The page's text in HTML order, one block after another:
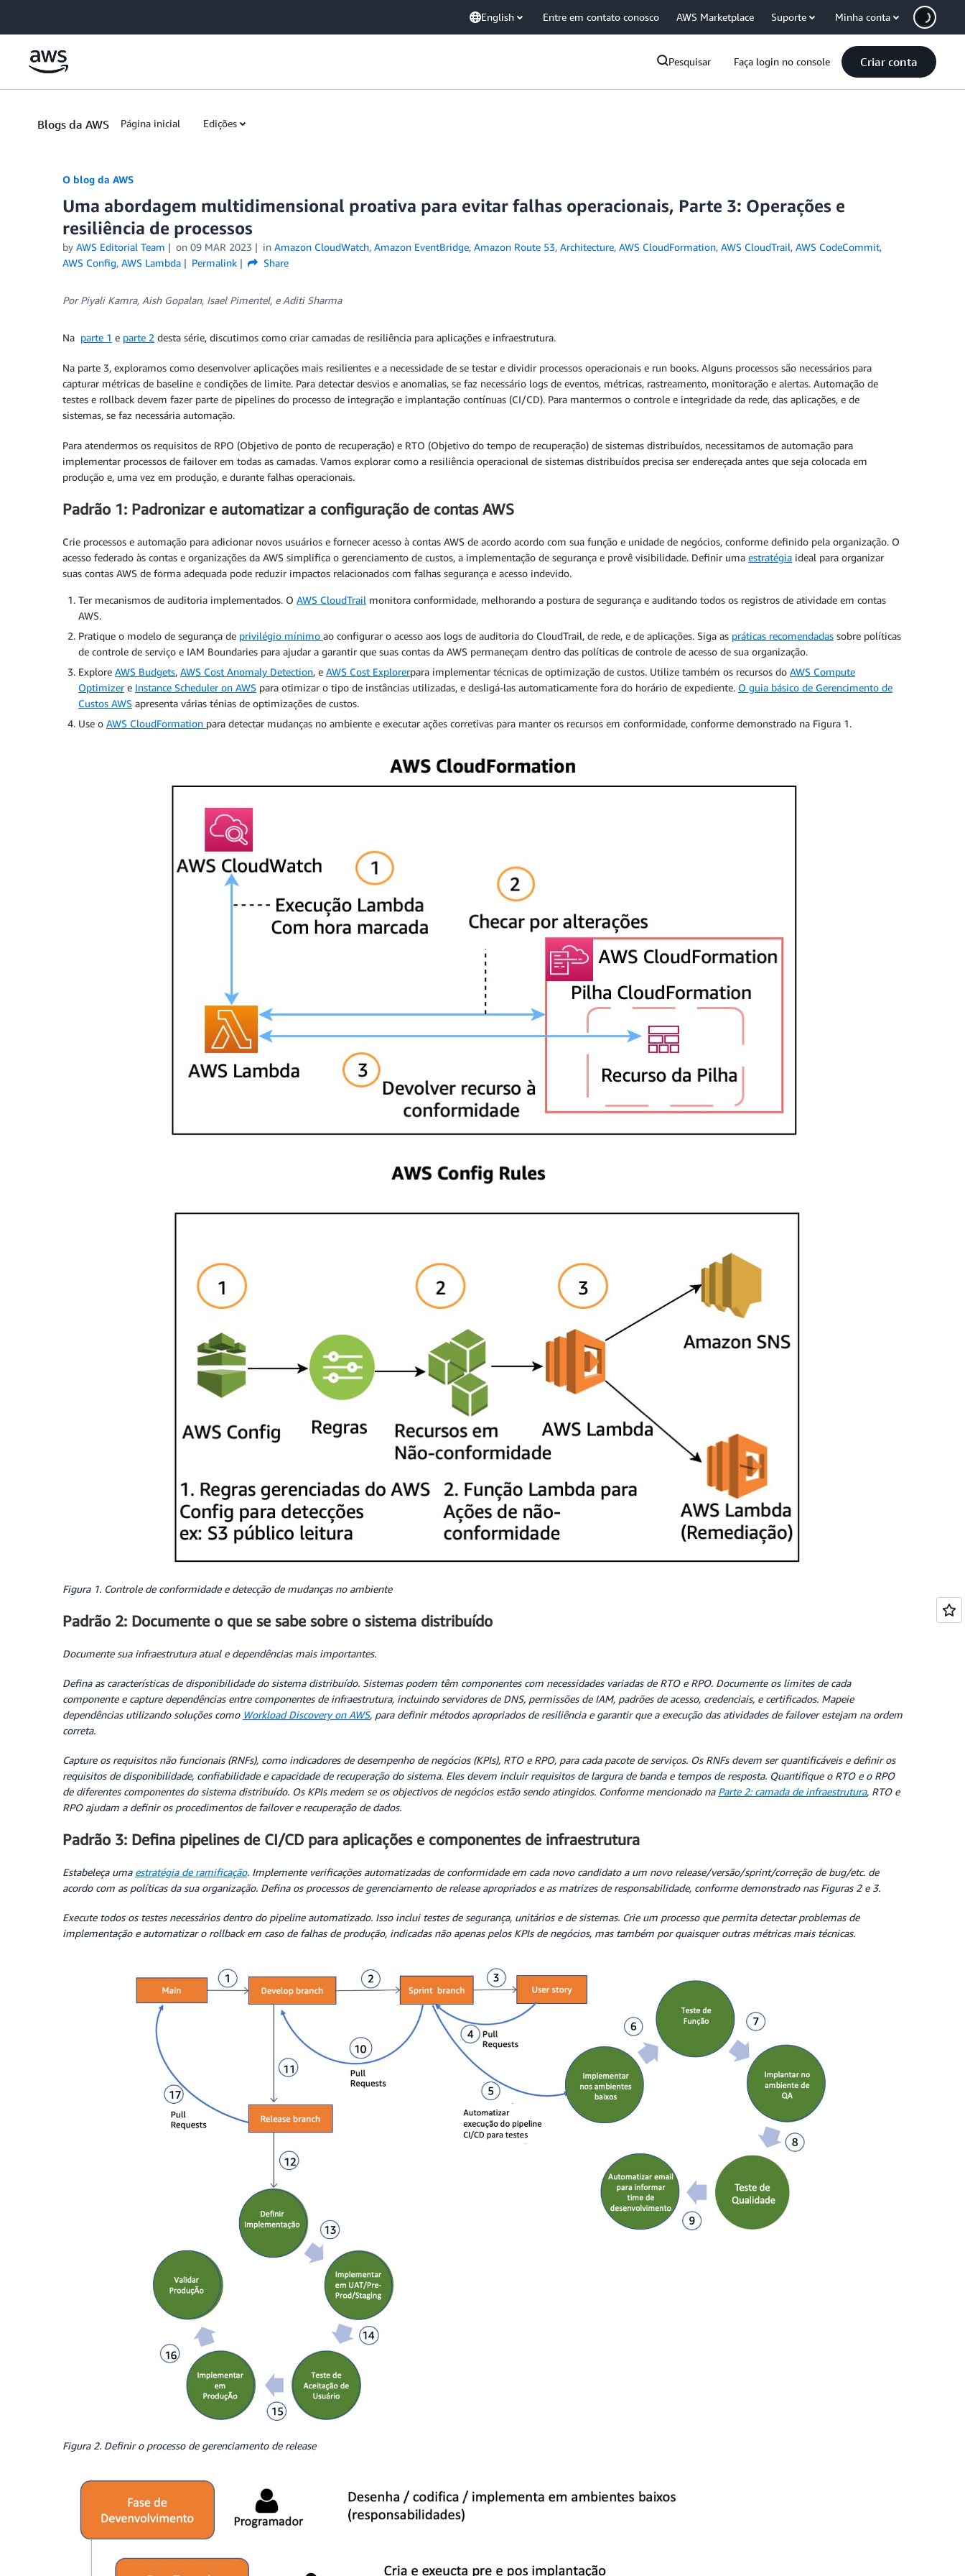
English Entre em contato conosco AWS Marketplace Suporte Minha conta
Pesquisar Faça login no console Criar conta
Blogs da AWS Página inicial Edições
O blog da AWS
Uma abordagem multidimensional proativa para evitar falhas operacionais, Parte 3: Operações e
resiliência de processos
by AWS Editorial Team on 09 MAR 2023 in Amazon CloudWatch, Amazon EventBridge, Amazon Route 53, Architecture, AWS CloudFormation, AWS CloudTrail, AWS CodeCommit,
AWS Config, AWS Lambda Permalink Share
Por Piyali Kamra, Aish Gopalan, Isael Pimentel, e Aditi Sharma
Na parte 1 e parte 2 desta série, discutimos como criar camadas de resiliência para aplicações e infraestrutura.
Na parte 3, exploramos como desenvolver aplicações mais resilientes e a necessidade de se testar e dividir processos operacionais e run books. Alguns processos são necessários para
capturar métricas de baseline e condições de limite. Para detectar desvios e anomalias, se faz necessário logs de eventos, métricas, rastreamento, monitoração e alertas. Automação de
testes e rollback devem fazer parte de pipelines do processo de integração e implantação contínuas (CI/CD). Para mantermos o controle e integridade da rede, das aplicações, e de
sistemas, se faz necessária automação.
Para atendermos os requisitos de RPO (Objetivo de ponto de recuperação) e RTO (Objetivo do tempo de recuperação) de sistemas distribuídos, necessitamos de automação para
implementar processos de failover em todas as camadas. Vamos explorar como a resiliência operacional de sistemas distribuídos precisa ser endereçada antes que seja colocada em
produção e, uma vez em produção, e durante falhas operacionais.
Padrão 1: Padronizar e automatizar a configuração de contas AWS
Crie processos e automação para adicionar novos usuários e fornecer acesso à contas AWS de acordo acordo com sua função e unidade de negócios, conforme definido pela organização. O
acesso federado às contas e organizações da AWS simplifica o gerenciamento de custos, a implementação de segurança e provê visibilidade. Definir uma estratégia ideal para organizar
suas contas AWS de forma adequada pode reduzir impactos relacionados com falhas segurança e acesso indevido.
Ter mecanismos de auditoria implementados. O AWS CloudTrail monitora conformidade, melhorando a postura de segurança e auditando todos os registros de atividade em contas
AWS.
Pratique o modelo de segurança de privilégio mínimo ao configurar o acesso aos logs de auditoria do CloudTrail, de rede, e de aplicações. Siga as práticas recomendadas sobre políticas
de controle de serviço e IAM Boundaries para ajudar a garantir que suas contas da AWS permaneçam dentro das políticas de controle de acesso de sua organização.
Explore AWS Budgets, AWS Cost Anomaly Detection, e AWS Cost Explorerpara implementar técnicas de optimização de custos. Utilize também os recursos do AWS Compute
Optimizere Instance Scheduler on AWS para otimizar o tipo de instâncias utilizadas, e desligá-las automaticamente fora do horário de expediente. O guia básico de Gerencimento de
Custos AWS apresenta várias ténias de optimizações de custos.
Use o AWS CloudFormation para detectar mudanças no ambiente e executar ações corretivas para manter os recursos em conformidade, conforme demonstrado na Figura 1.
Figura 1. Controle de conformidade e detecção de mudanças no ambiente
Padrão 2: Documente o que se sabe sobre o sistema distribuído
Documente sua infraestrutura atual e dependências mais importantes.
Defina as características de disponibilidade do sistema distribuído. Sistemas podem têm componentes com necessidades variadas de RTO e RPO. Documente os limites de cada
componente e capture dependências entre componentes de infraestrutura, incluindo servidores de DNS, permissões de IAM, padrões de acesso, credenciais, e certificados. Mapeie
dependências utilizando soluções como Workload Discovery on AWS, para definir métodos apropriados de resiliência e garantir que a execução das atividades de failover estejam na ordem
correta.
Capture os requisitos não funcionais (RNFs), como indicadores de desempenho de negócios (KPIs), RTO e RPO, para cada pacote de serviços. Os RNFs devem ser quantificáveis e definir os
requisitos de disponibilidade, confiabilidade e capacidade de recuperação do sistema. Eles devem incluir requisitos de largura de banda e tempos de resposta. Quantifique o RTO e o RPO
de diferentes componentes do sistema distribuído. Os KPIs medem se os objectivos de negócios estão sendo atingidos. Conforme mencionado na Parte 2: camada de infraestrutura, RTO e
RPO ajudam a definir os procedimentos de failover e recuperação de dados.
Padrão 3: Defina pipelines de CI/CD para aplicações e componentes de infraestrutura
Estabeleça uma estratégia de ramificação. Implemente verificações automatizadas de conformidade em cada novo candidato a um novo release/versão/sprint/correção de bug/etc. de
acordo com as políticas da sua organização. Defina os processos de gerenciamento de release apropriados e as matrizes de responsabilidade, conforme demonstrado nas Figuras 2 e 3.
Execute todos os testes necessários dentro do pipeline automatizado. Isso inclui testes de segurança, unitários e de sistemas. Crie um processo que permita detectar problemas de
implementação e automatizar o rollback em caso de falhas de produção, indicadas não apenas pelos KPIs de negócios, mas também por quaisquer outras métricas mais técnicas.
Figura 2. Definir o processo de gerenciamento de release